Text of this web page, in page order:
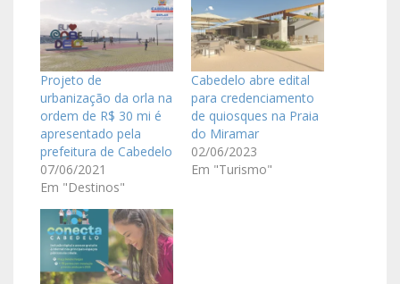
Projeto de
urbanização da orla na
ordem de R$ 30 mi é
apresentado pela
prefeitura de Cabedelo
07/06/2021
Em "Destinos"
Cabedelo abre edital
para credenciamento
de quiosques na Praia
do Miramar
02/06/2023
Em "Turismo"